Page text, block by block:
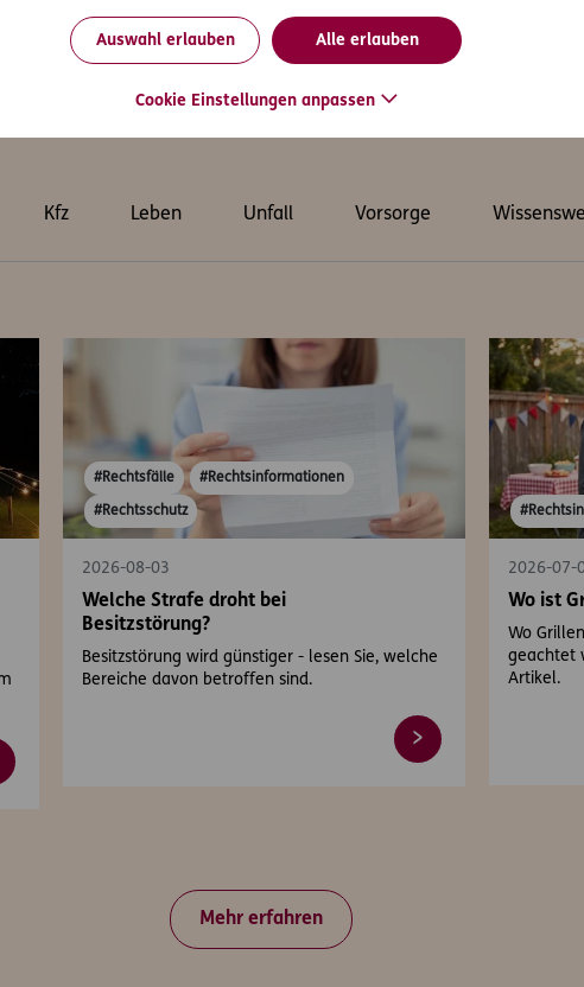
Auswahl erlauben Alle erlauben
Cookie Einstellungen anpassen
könnte Sie auch interessieren
Kfz Leben Unfall Vorsorge
#Rechtsfälle #Rechtsinformationen
#Rechtsschutz
2026-08-03
Welche Strafe droht bei
Besitzstörung?
Besitzstörung wird günstiger - lesen Sie, welche
Bereiche davon betroffen sind.
2026-07-
Wo ist
Wo
geachtet
Artikel.
Mehr erfahren